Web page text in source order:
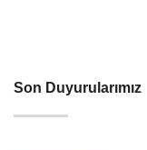
Son Duyurularımız